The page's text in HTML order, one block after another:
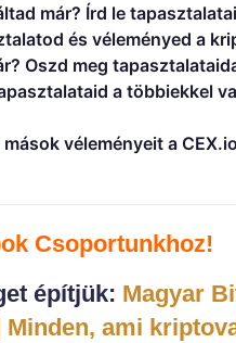
már? Írd le
és véleményed a
Oszd meg
a többiekkel
mások véleményeit a
Csoportunkhoz!
építjük: Magyar
ami